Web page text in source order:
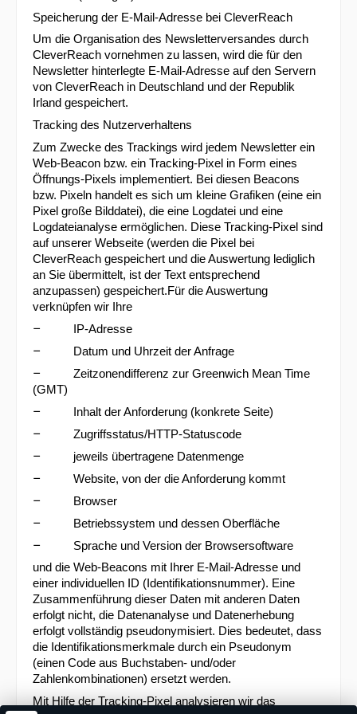
Speicherung der E-Mail-Adresse bei CleverReach
Um die Organisation des Newsletterversandes durch
CleverReach vornehmen zu lassen, wird die für den
Newsletter hinterlegte E-Mail-Adresse auf den Servern
von CleverReach in Deutschland und der Republik
Irland gespeichert.
Tracking des Nutzerverhaltens
Zum Zwecke des Trackings wird jedem Newsletter ein
Web-Beacon bzw. ein Tracking-Pixel in Form eines
Öffnungs-Pixels implementiert. Bei diesen Beacons
bzw. Pixeln handelt es sich um kleine Grafiken (eine ein
Pixel große Bilddatei), die eine Logdatei und eine
Logdateianalyse ermöglichen. Diese Tracking-Pixel sind
auf unserer Webseite (werden die Pixel bei
CleverReach gespeichert und die Auswertung lediglich
an Sie übermittelt, ist der Text entsprechend
anzupassen) gespeichert.Für die Auswertung
verknüpfen wir Ihre
– IP-Adresse
– Datum und Uhrzeit der Anfrage
– Zeitzonendifferenz zur Greenwich Mean Time
(GMT)
– Inhalt der Anforderung (konkrete Seite)
– Zugriffsstatus/HTTP-Statuscode
– jeweils übertragene Datenmenge
– Website, von der die Anforderung kommt
– Browser
– Betriebssystem und dessen Oberfläche
–
Sprache und Version der Browsersoftware
und die Web-Beacons mit Ihrer E-Mail-Adresse und
einer individuellen ID (Identifikationsnummer). Eine
Zusammenführung dieser Daten mit anderen Daten
erfolgt nicht, die Datenanalyse und Datenerhebung
erfolgt vollständig pseudonymisiert. Dies bedeutet, dass
die Identifikationsmerkmale durch ein Pseudonym
(einen Code aus Buchstaben- und/oder
Zahlenkombinationen) ersetzt werden.
Mit Hilfe der Tracking-Pixel analysieren wir das